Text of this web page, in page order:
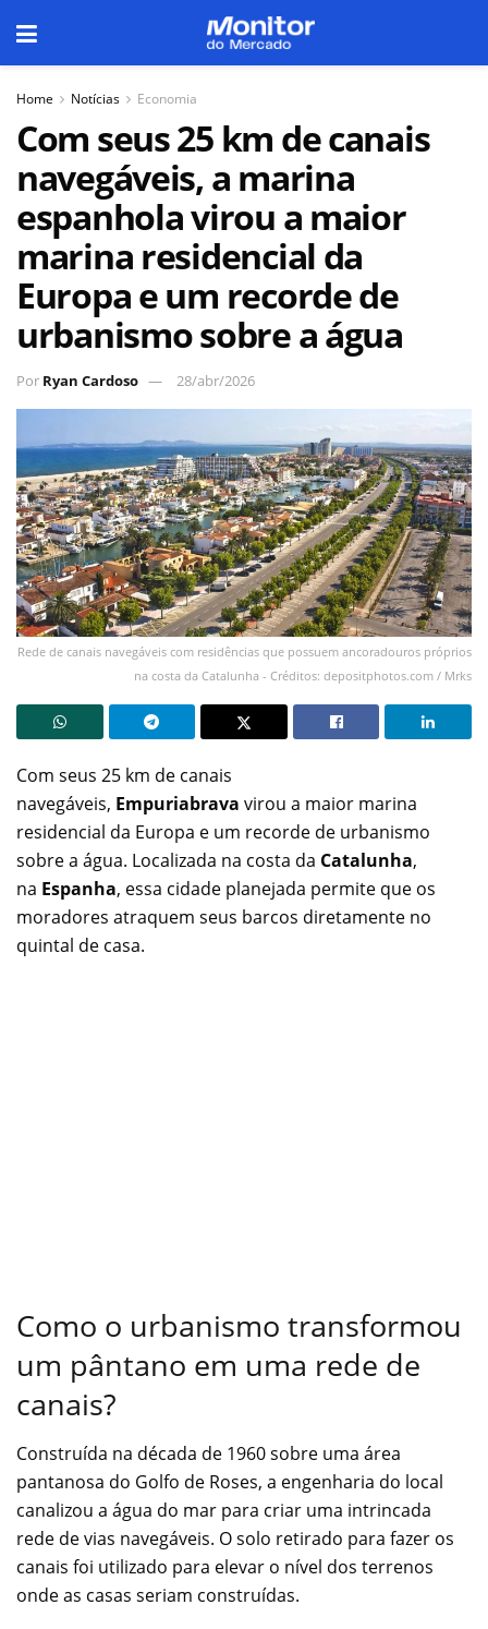
Home Notícias Economia
Com seus 25 km de canais
navegáveis, a marina
espanhola virou a maior
marina residencial da
Europa e um recorde de
urbanismo sobre a água
Por Ryan Cardoso 28/abr/2026
Rede de canais navegáveis com residências que possuem ancoradouros próprios
na costa da Catalunha - Créditos: depositphotos.com / Mrks
Com seus 25 km de canais
navegáveis, Empuriabrava virou a maior marina
residencial da Europa e um recorde de urbanismo
sobre a água. Localizada na costa da Catalunha,
na Espanha, essa cidade planejada permite que os
moradores atraquem seus barcos diretamente no
quintal de casa.
Como o urbanismo transformou
um pântano em uma rede de
canais?
Construída na década de 1960 sobre uma área
pantanosa do Golfo de Roses, a engenharia do local
canalizou a água do mar para criar uma intrincada
rede de vias navegáveis. O solo retirado para fazer os
canais foi utilizado para elevar o nível dos terrenos
onde as casas seriam construídas.